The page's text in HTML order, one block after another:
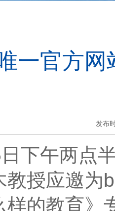
一官方
发布
午两点半
教授应邀为
样的教育》